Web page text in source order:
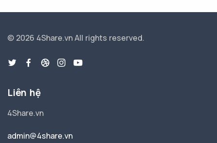
© 2026 4Share.vnAll rights reserved.
Liên hệ
4Share.vn
admin@4share.vn